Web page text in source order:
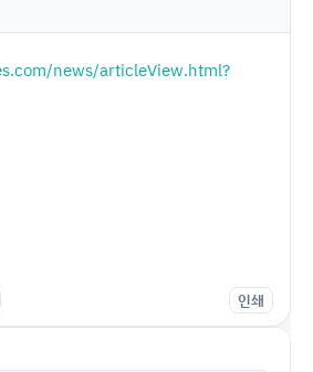
news/articleView.html?
인쇄